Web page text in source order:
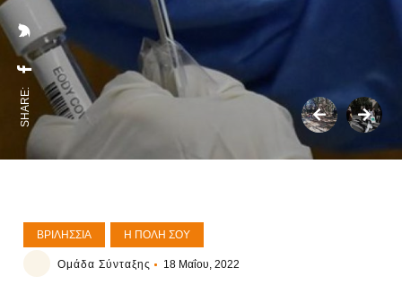
SHARE:
ΒΡΙΛΉΣΣΙΑ Η ΠΌΛΗ ΣΟΥ
Ομάδα Σύνταξης 18 Μαΐου, 2022